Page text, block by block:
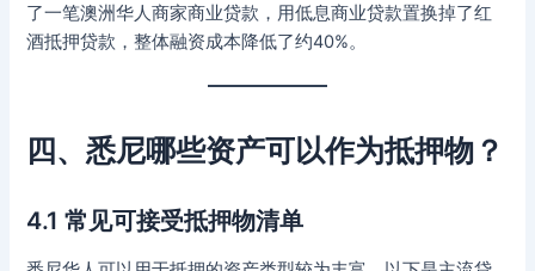
了一笔澳洲华人商家商业贷款，用低息商业贷款置换掉了红
酒抵押贷款，整体融资成本降低了约40%。
四、悉尼哪些资产可以作为抵押物？
4.1 常见可接受抵押物清单